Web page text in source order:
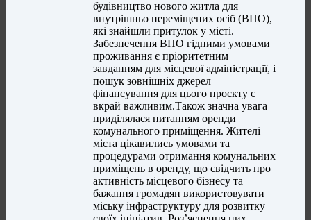
будівництво нового житла для
внутрішньо переміщених осіб (ВПО),
які знайшли притулок у місті.
Забезпечення ВПО гідними умовами
проживання є пріоритетним
завданням для місцевої адміністрації, і
пошук зовнішніх джерел
фінансування для цього проєкту є
вкрай важливим.Також значна увага
приділялася питанням оренди
комунального приміщення. Жителі
міста цікавились умовами та
процедурами отримання комунальних
приміщень в оренду, що свідчить про
активність місцевого бізнесу та
бажання громадян використовувати
міську інфраструктуру для розвитку